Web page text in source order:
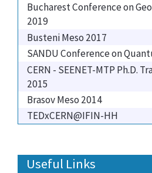
Bucharest Conference on
2019
Busteni Meso 2017
SANDU Conference on
CERN - SEENET-MTP Ph.D.
2015
Brasov Meso 2014
TEDxCERN@IFIN-HH
Useful Links